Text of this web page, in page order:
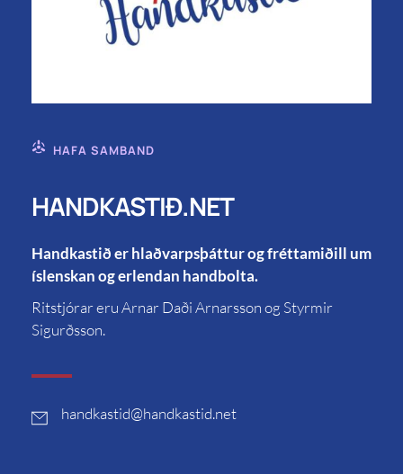
HAFA SAMBAND
HANDKASTIÐ.NET
Handkastið er hlaðvarpsþáttur og fréttamiðill um
íslenskan og erlendan handbolta.
Ritstjórar eru Arnar Daði Arnarsson og Styrmir
Sigurðsson.
handkastid@handkastid.net